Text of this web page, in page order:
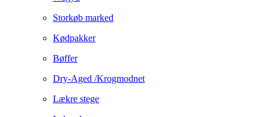
Storkøb marked
Kødpakker
Bøffer
Dry-Aged /Krogmodnet
Lækre stege